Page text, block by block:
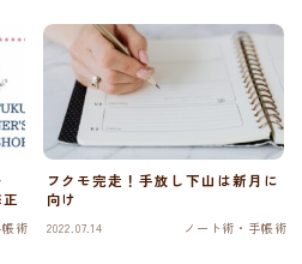
術
フクモ完走！手放し下山は新月に
向け
2022.07.14 ノート術・手帳術